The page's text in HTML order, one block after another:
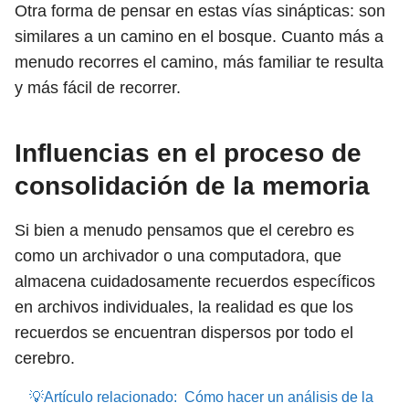
Otra forma de pensar en estas vías sinápticas: son
similares a un camino en el bosque. Cuanto más a
menudo recorres el camino, más familiar te resulta
y más fácil de recorrer.
Influencias en el proceso de
consolidación de la memoria
Si bien a menudo pensamos que el cerebro es
como un archivador o una computadora, que
almacena cuidadosamente recuerdos específicos
en archivos individuales, la realidad es que los
recuerdos se encuentran dispersos por todo el
cerebro.
💡Artículo relacionado: Cómo hacer un análisis de la